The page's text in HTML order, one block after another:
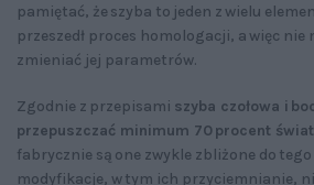
pamiętać, że szyba to jeden z wielu
przeszedł proces homologacji, a więc
zmieniać jej parametrów.
Zgodnie z przepisami szyba czołowa i
przepuszczać minimum 70 procent
fabrycznie są one zwykle zbliżone do
modyfikacje, w tym ich przyciemnianie,